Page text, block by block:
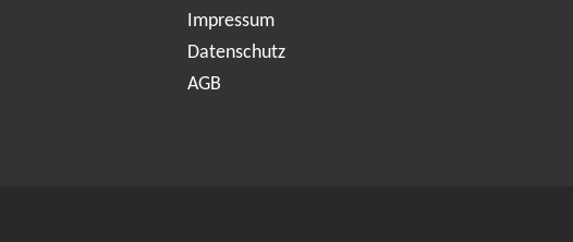
Impressum
Datenschutz
AGB